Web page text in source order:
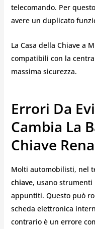
telecomando. Per
avere un duplicato
La Casa della Chiave a
compatibili con la
massima sicurezza.
Errori Da
Cambia La
Chiave
Molti automobilisti, nel
chiave, usano strumenti
appuntiti. Questo può
scheda elettronica
contrario è un errore